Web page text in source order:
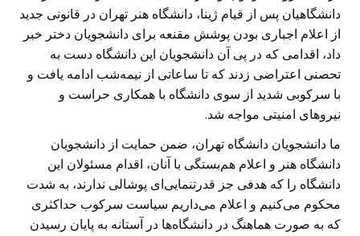
دانشگاهیان پس از قیام ژینا، دانشگاه هنر تهران در قانونی جدید
از اعلام اجباری بودن پوشش مقنعه برای دانشجویان دختر خبر
داد، اقدامی که در پی آن دانشجویان این دانشگاه دست به
تحصنی اعتراضی زدند که تا ساعاتی از نیمه‌شب ادامه یافت و
با سرکوبی شدید از سوی دانشگاه با همکاری حراست و
نیروهای امنیتی مواجه شد.
ما دانشجویان دانشگاه تهران، ضمن حمایت از دانشجویان
دانشگاه هنر و اعلام هم‌بستگی با آنان، اقدام مسئولان این
دانشگاه را که هدفی جز قدرتنمایی‌‌ای پوشالی ندارند، به شدت
محکوم می‌کنیم و اعلام می‌داریم سیاست سرکوب حداکثری
که به صورت هماهنگ در دانشگاه‌ها در آستانه به پایان رسیدن